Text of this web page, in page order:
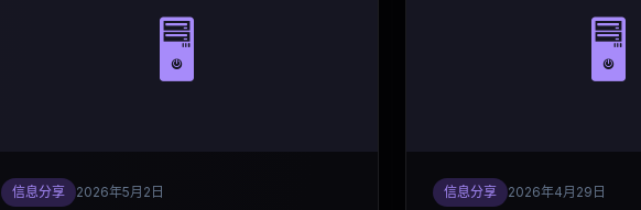
🖥️
信息分享 2026年5月2日
🖥️
信息分享 2026年4月29日